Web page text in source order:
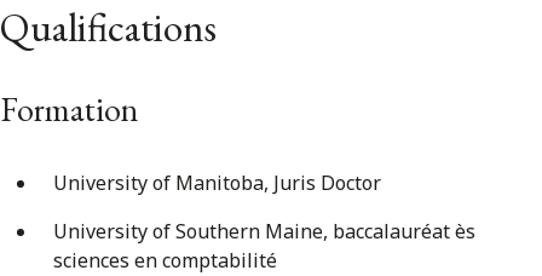
Qualifications
Formation
University of Manitoba, Juris Doctor
University of Southern Maine, baccalauréat ès
sciences en comptabilité